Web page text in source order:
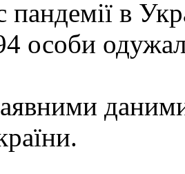
пандемії в
особи